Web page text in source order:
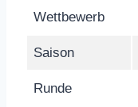
Wettbewerb
Saison
Runde